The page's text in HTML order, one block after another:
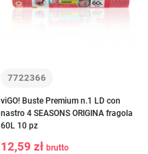
7722366
viGO! Buste Premium n.1 LD con
nastro 4 SEASONS ORIGINA fragola
60L 10 pz
12,59 zł brutto